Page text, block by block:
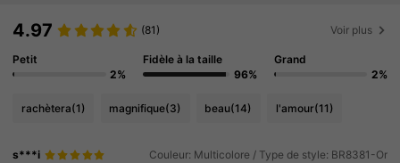
4.97 (81) Voir plus
Petit
2%
Fidèle à la taille
96%
Grand
2%
rachètera(1) magnifique(3) beau(14) l'amour(11)
s***i Couleur: Multicolore / Type de style: BR8381-Or